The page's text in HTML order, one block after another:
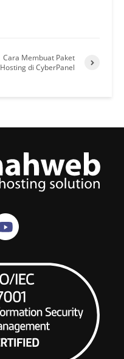
Cara Membuat Paket
Hosting di CyberPanel